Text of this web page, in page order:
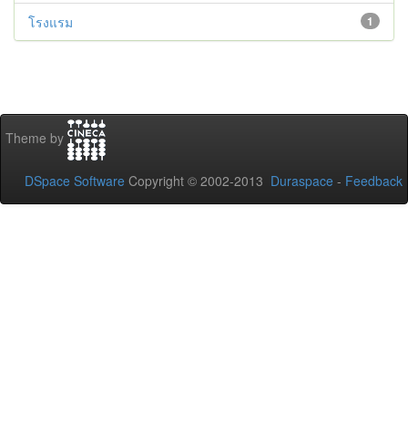
1
โรงแรม
Theme by
DSpace Software Copyright © 2002-2013 Duraspace - Feedback